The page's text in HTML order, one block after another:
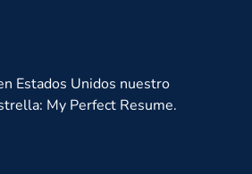
Estados Unidos nuestro
My Perfect Resume.